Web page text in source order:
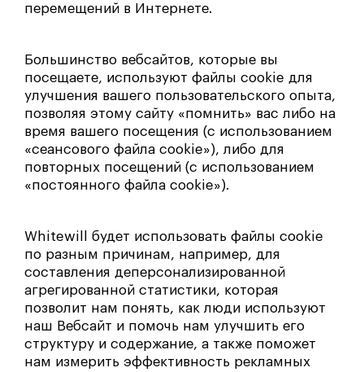
перемещений в Интернете.
Большинство вебсайтов, которые вы
посещаете, используют файлы cookie для
улучшения вашего пользовательского опыта,
позволяя этому сайту «помнить» вас либо на
время вашего посещения (с использованием
«сеансового файла cookie»), либо для
повторных посещений (с использованием
«постоянного файла cookie»).
Whitewill будет использовать файлы cookie
по разным причинам, например, для
составления деперсонализированной
агрегированной статистики, которая
позволит нам понять, как люди используют
наш Вебсайт и помочь нам улучшить его
структуру и содержание, а также поможет
нам измерить эффективность рекламных